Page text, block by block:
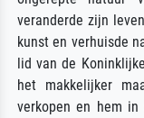
veranderde zijn
kunst en verhuisde
lid van de
het makkelijker
verkopen en hem